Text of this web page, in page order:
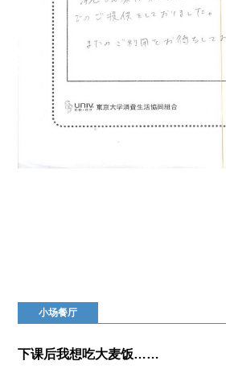
小场餐厅
下课后我想吃大麦饭……